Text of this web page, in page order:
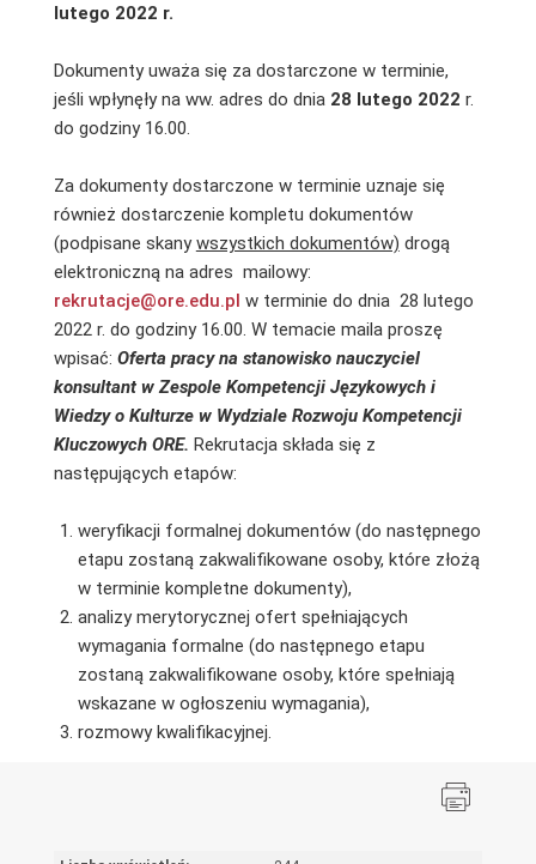
lutego 2022 r.
Dokumenty uważa się za dostarczone w terminie,
jeśli wpłynęły na ww. adres do dnia 28 lutego 2022 r.
do godziny 16.00.
Za dokumenty dostarczone w terminie uznaje się
również dostarczenie kompletu dokumentów
(podpisane skanywszystkich dokumentów) drogą
elektroniczną na adres mailowy:
rekrutacje@ore.edu.pl w terminie do dnia 28 lutego
2022 r. do godziny 16.00. W temacie maila proszę
wpisać: Oferta pracy na stanowisko nauczyciel
konsultant w Zespole Kompetencji Językowych i
Wiedzy o Kulturze w Wydziale Rozwoju Kompetencji
Kluczowych ORE. Rekrutacja składa się z
następujących etapów:
weryfikacji formalnej dokumentów (do następnego
etapu zostaną zakwalifikowane osoby, które złożą
w terminie kompletne dokumenty),
analizy merytorycznej ofert spełniających
wymagania formalne (do następnego etapu
zostaną zakwalifikowane osoby, które spełniają
wskazane w ogłoszeniu wymagania),
rozmowy kwalifikacyjnej.